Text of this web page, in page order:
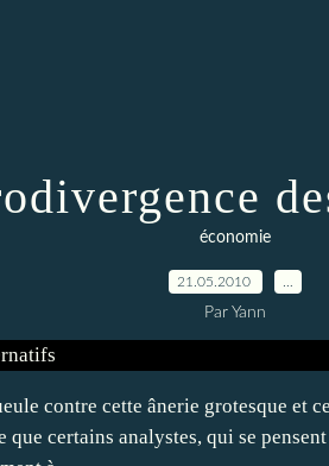
économie
21.05.2010
Par Yann
contre cette ânerie grotesque et
que certains analystes, qui se